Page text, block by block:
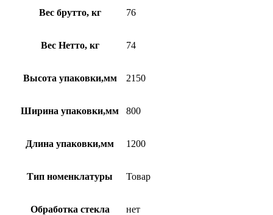
Вес брутто, кг 76
Вес Нетто, кг 74
Высота упаковки,мм 2150
Ширина упаковки,мм 800
Длина упаковки,мм 1200
Тип номенклатуры Товар
Обработка стекла нет